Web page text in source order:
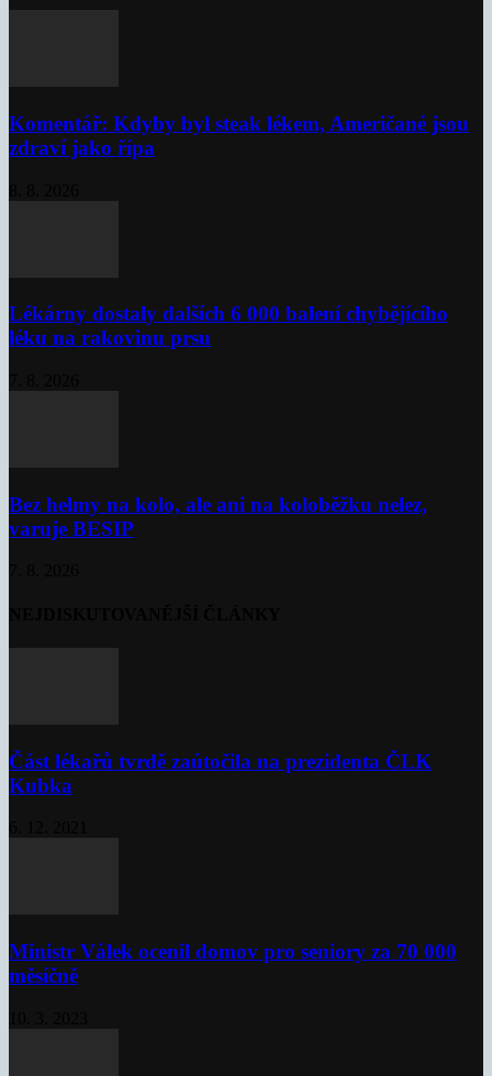
Komentář: Kdyby byl steak lékem, Američané jsou
zdraví jako řípa
Lékárny dostaly dalších 6 000 balení chybějícího
léku na rakovinu prsu
Bez helmy na kolo, ale ani na koloběžku nelez,
varuje BESIP
Část lékařů tvrdě zaútočila na prezidenta ČLK
Kubka
Ministr Válek ocenil domov pro seniory za 70 000
měsíčně